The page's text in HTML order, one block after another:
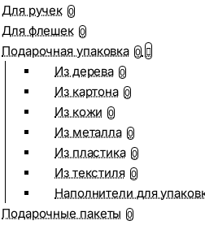
Для ручек 0
Для флешек 0
Подарочная упаковка 0
Из дерева 0
Из картона 0
Из кожи 0
Из металла 0
Из пластика 0
Из текстиля 0
Наполнители для
Подарочные пакеты 0